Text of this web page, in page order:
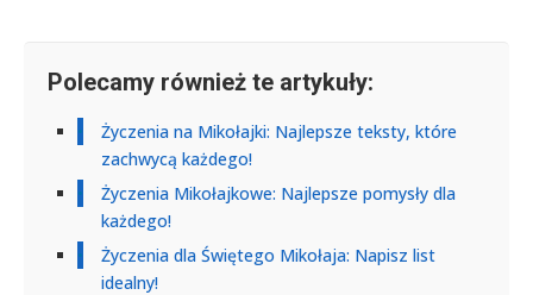
Polecamy również te artykuły:
Życzenia na Mikołajki: Najlepsze teksty, które
zachwycą każdego!
Życzenia Mikołajkowe: Najlepsze pomysły dla
każdego!
Życzenia dla Świętego Mikołaja: Napisz list
idealny!